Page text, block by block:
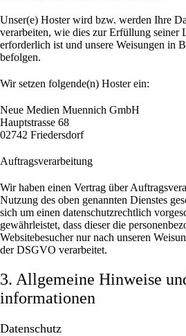
Unser(e) Hoster wird bzw. werden Ihre
verarbeiten, wie dies zur Erfüllung seiner
erforderlich ist und unsere Weisungen in
befolgen.
Wir setzen folgende(n) Hoster ein:
Neue Medien Muennich GmbH
Hauptstrasse 68
02742 Friedersdorf
Auftragsverarbeitung
Wir haben einen Vertrag über
Nutzung des oben genannten Dienstes
sich um einen datenschutzrechtlich
gewährleistet, dass dieser die
Websitebesucher nur nach unseren
der DSGVO verarbeitet.
3. Allgemeine Hinweise
informationen
Datenschutz